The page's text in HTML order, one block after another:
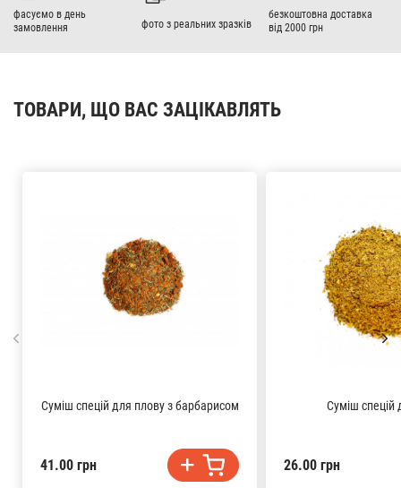
фасуємо в день
замовлення
фото з реальних зразків
безкоштовна доставка
від 2000 грн
ТОВАРИ, ЩО ВАС ЗАЦІКАВЛЯТЬ
Суміш спецій для плову з барбарисом
41.00 грн
Суміш спецій
26.00 грн